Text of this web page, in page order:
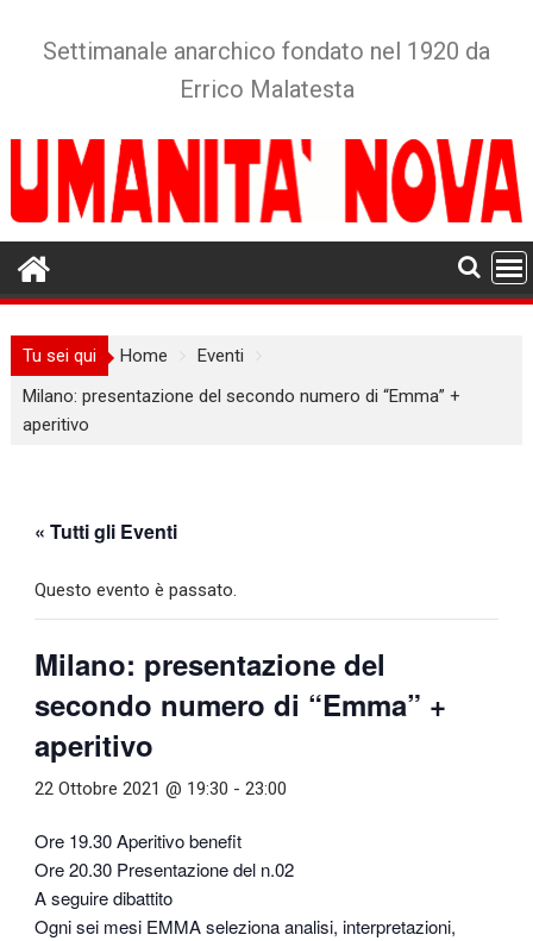
Settimanale anarchico fondato nel 1920 da
Errico Malatesta
Tu sei qui Home
Eventi
Milano: presentazione del secondo numero di “Emma” +
aperitivo
« Tutti gli Eventi
Questo evento è passato.
Milano: presentazione del
secondo numero di “Emma” +
aperitivo
22 Ottobre 2021 @ 19:30 -23:00
Ore 19.30 Aperitivo benefit
Ore 20.30 Presentazione del n.02
A seguire dibattito
Ogni sei mesi EMMA seleziona analisi, interpretazioni,